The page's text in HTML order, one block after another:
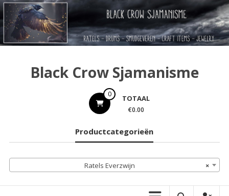
Ga
naar
de
inhoud
Black Crow Sjamanisme
0 TOTAAL
€0.00
Productcategorieën
×
Ratels Everzwijn